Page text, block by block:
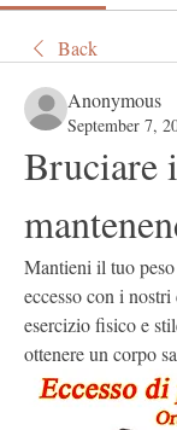
Back
Anonymous
September 7,
Bruciare
Mantieni il tuo
eccesso con i
esercizio fisico e
ottenere un corpo